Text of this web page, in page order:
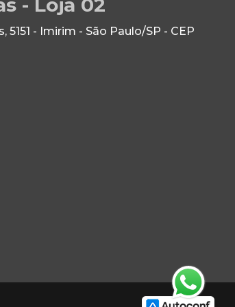
- Imirim - São Paulo/SP - CEP